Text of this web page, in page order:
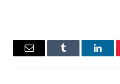
لينكدإن Tumblr
البريد